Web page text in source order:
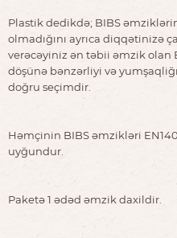
Plastik dedikdə; BIBS
olmadığını ayrıca diqqətinizə
verəcəyiniz ən təbii əmzik olan
döşünə bənzərliyi və
doğru seçimdir.
Həmçinin BIBS əmzikləri
uyğundur.
Paketə 1 ədəd əmzik daxildir.